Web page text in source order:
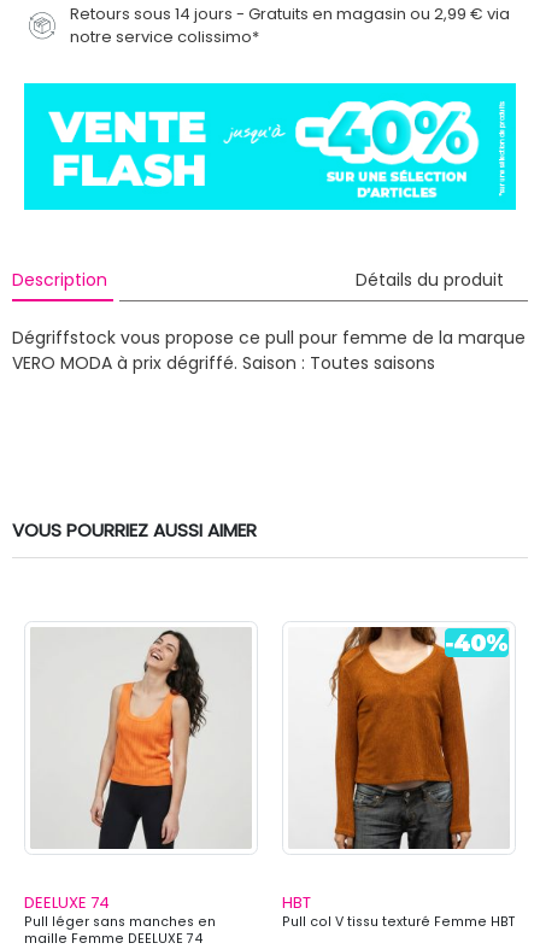
Retours sous 14 jours - Gratuits en magasin ou 2,99 € via
notre service colissimo*
Description Détails du produit
Dégriffstock vous propose ce pull pour femme de la marque
VERO MODA à prix dégriffé. Saison : Toutes saisons
VOUS POURRIEZ AUSSI AIMER
DEELUXE 74
Pull léger sans manches en
maille Femme DEELUXE 74
HBT
Pull col V tissu texturé Femme HBT